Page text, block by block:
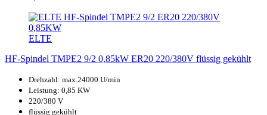
ELTE
HF-Spindel TMPE2 9/2 0,85kW ER20 220/380V flüssig gekühlt
Drehzahl: max.24000 U/min
Leistung: 0,85 KW
220/380 V
flüssig gekühlt